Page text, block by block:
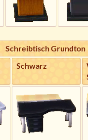
Schreibtisch Grundton
Schwarz